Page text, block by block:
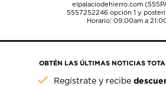
elpalaciodehierro.com
5557252246opción 1 y
Horario: 09:00am a
OBTÉN LAS ÚLTIMAS NOTICIAS
Regístrate y recibe